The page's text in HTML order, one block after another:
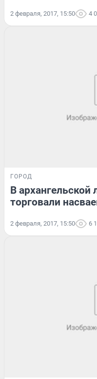
2 февраля, 2017, 15:50 4
ГОРОД
В архангельской
торговали
2 февраля, 2017, 15:50 6